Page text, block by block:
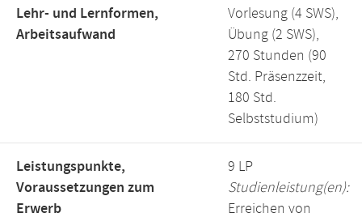
Lehr- und Lernformen,
Arbeitsaufwand
Vorlesung (4 SWS),
Übung (2 SWS),
270 Stunden (90
Std. Präsenzzeit,
180 Std.
Selbststudium)
Leistungspunkte,
Voraussetzungen zum
Erwerb
9 LP
Studienleistung(en):
Erreichen von